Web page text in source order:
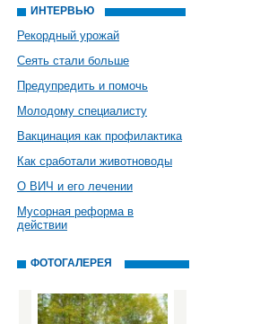
ИНТЕРВЬЮ
Рекордный урожай
Сеять стали больше
Предупредить и помочь
Молодому специалисту
Вакцинация как профилактика
Как сработали животноводы
О ВИЧ и его лечении
Мусорная реформа в
действии
ФОТОГАЛЕРЕЯ